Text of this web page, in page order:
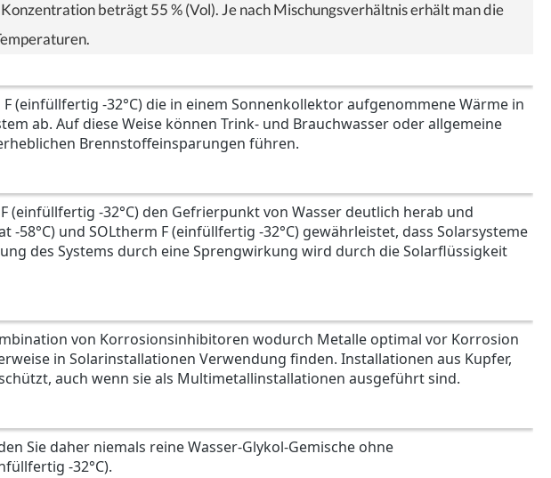
beträgt 55 % (Vol). Je nach Mischungsverhältnis erhält man die
(einfüllfertig -32°C) die in einem Sonnenkollektor aufgenommene Wärme in
ab. Auf diese Weise können Trink- und Brauchwasser oder allgemeine
Brennstoffeinsparungen führen.
(einfüllfertig -32°C) den Gefrierpunkt von Wasser deutlich herab und
und SOLtherm F (einfüllfertig -32°C) gewährleistet, dass Solarsysteme
des Systems durch eine Sprengwirkung wird durch die Solarflüssigkeit
von Korrosionsinhibitoren wodurch Metalle optimal vor Korrosion
in Solarinstallationen Verwendung finden. Installationen aus Kupfer,
auch wenn sie als Multimetallinstallationen ausgeführt sind.
Sie daher niemals reine Wasser-Glykol-Gemische ohne
-32°C).